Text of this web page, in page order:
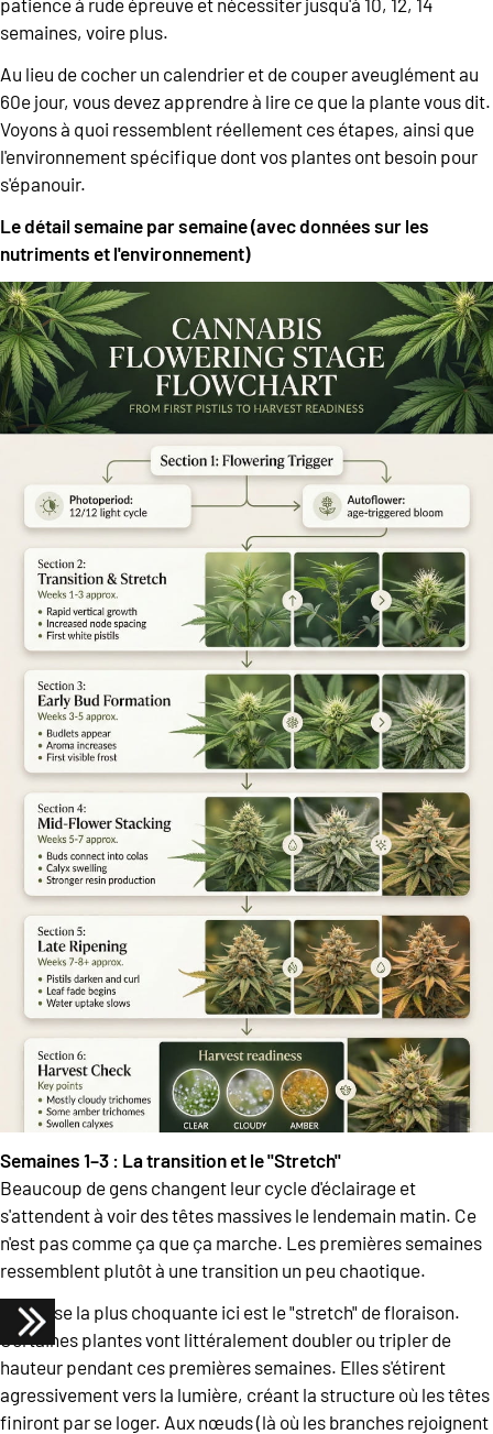
patience à rude épreuve et nécessiter jusqu'à 10, 12, 14
semaines, voire plus.
Au lieu de cocher un calendrier et de couper aveuglément au
60e jour, vous devez apprendre à lire ce que la plante vous dit.
Voyons à quoi ressemblent réellement ces étapes, ainsi que
l'environnement spécifique dont vos plantes ont besoin pour
s'épanouir.
Le détail semaine par semaine (avec données sur les
nutriments et l'environnement)
Semaines 1–3 : La transition et le "Stretch"
Beaucoup de gens changent leur cycle d'éclairage et
s'attendent à voir des têtes massives le lendemain matin. Ce
n'est pas comme ça que ça marche. Les premières semaines
ressemblent plutôt à une transition un peu chaotique.
La chose la plus choquante ici est le "stretch" de floraison.
Certaines plantes vont littéralement doubler ou tripler de
hauteur pendant ces premières semaines. Elles s'étirent
agressivement vers la lumière, créant la structure où les têtes
finiront par se loger. Aux nœuds (là où les branches rejoignent